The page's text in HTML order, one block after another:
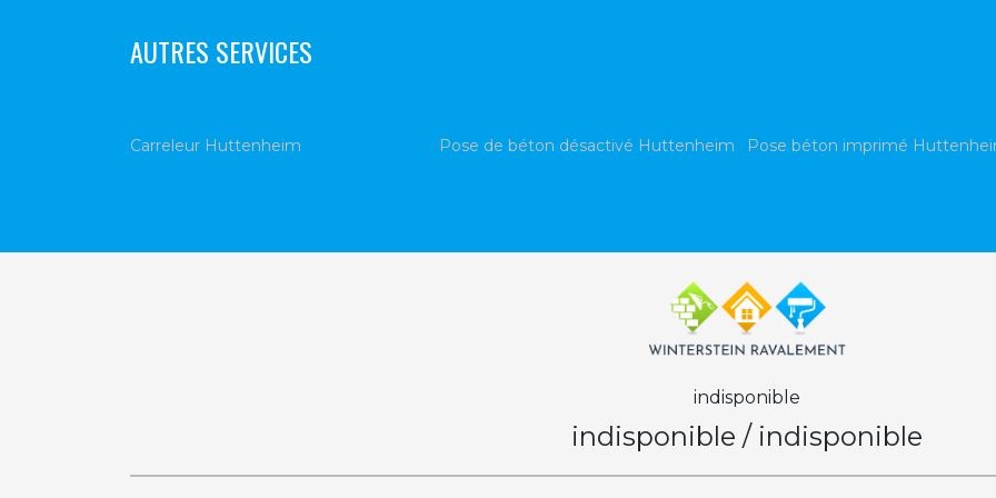
AUTRES SERVICES
Carreleur Huttenheim Pose de béton désactivé Huttenheim Pose béton imprimé
indisponible
indisponible / indisponible